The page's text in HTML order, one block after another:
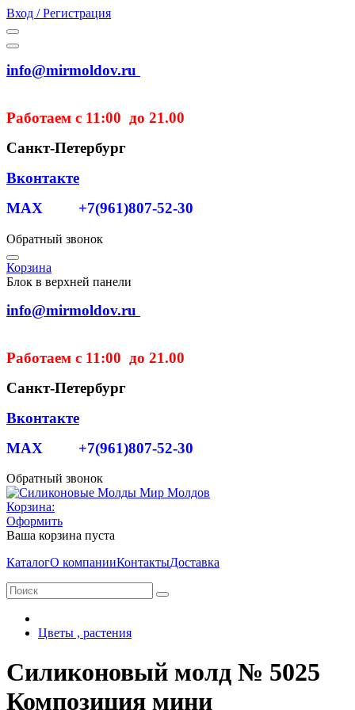
Вход / Регистрация
info@mirmoldov.ru
Работаем с 11:00 до 21.00
Санкт-Петербург
Вконтакте
MAX +7(961)807-52-30
Обратный звонок
Корзина
Блок в верхней панели
info@mirmoldov.ru
Работаем с 11:00 до 21.00
Санкт-Петербург
Вконтакте
MAX +7(961)807-52-30
Обратный звонок
Корзина:
Оформить
Ваша корзина пуста
КаталогО компанииКонтактыДоставка
Цветы , растения
Силиконовый молд № 5025
Композиция мини